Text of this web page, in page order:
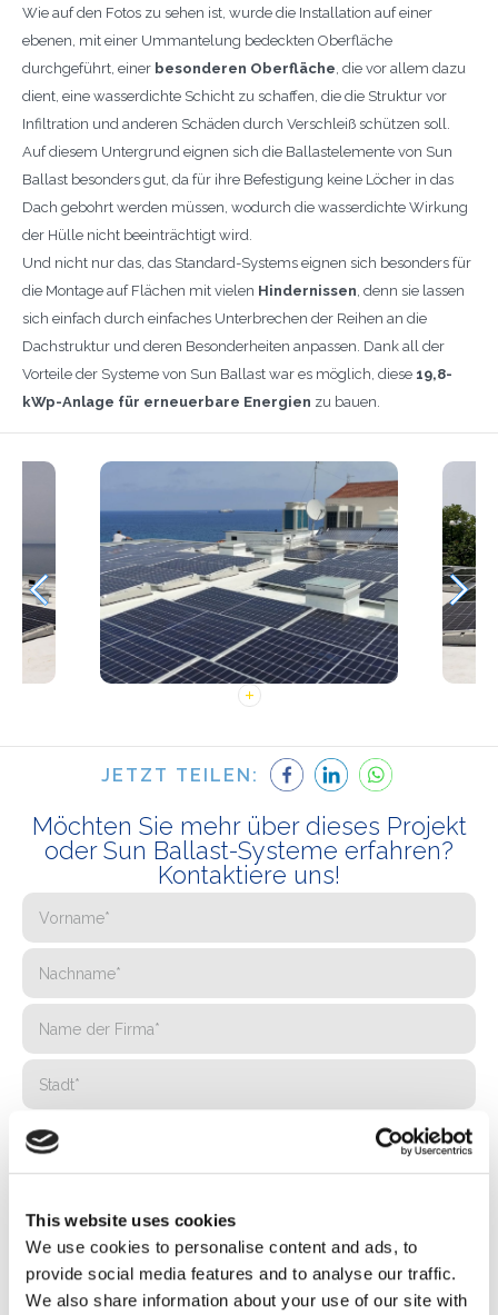
This website uses cookies
We use cookies to personalise content and ads, to
provide social media features and to analyse our traffic.
We also share information about your use of our site with
Wie auf den Fotos zu sehen ist, wurde die Installation auf einer
ebenen, mit einer Ummantelung bedeckten Oberfläche
durchgeführt, einer besonderen Oberfläche, die vor allem dazu
dient, eine wasserdichte Schicht zu schaffen, die die Struktur vor
Infiltration und anderen Schäden durch Verschleiß schützen soll.
Auf diesem Untergrund eignen sich die Ballastelemente von Sun
Ballast besonders gut, da für ihre Befestigung keine Löcher in das
Dach gebohrt werden müssen, wodurch die wasserdichte Wirkung
der Hülle nicht beeinträchtigt wird.
Und nicht nur das, das Standard-Systems eignen sich besonders für
die Montage auf Flächen mit vielen Hindernissen, denn sie lassen
sich einfach durch einfaches Unterbrechen der Reihen an die
Dachstruktur und deren Besonderheiten anpassen. Dank all der
Vorteile der Systeme von Sun Ballast war es möglich, diese 19,8-
kWp-Anlage für erneuerbare Energien zu bauen.
JETZT TEILEN:
Möchten Sie mehr über dieses Projekt
oder Sun Ballast-Systeme erfahren?
Kontaktiere uns!